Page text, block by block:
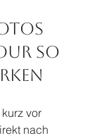
so
vor
nach